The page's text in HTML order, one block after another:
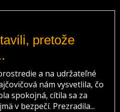
pretože
a na udržateľné
nám vysvetlila, čo
spokojná, cítila sa za
v bezpečí. Prezradila...